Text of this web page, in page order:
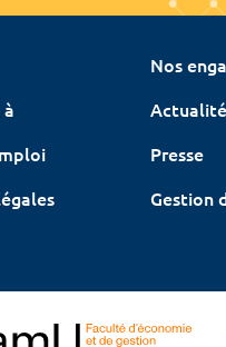
Nos
Presse
Gestion